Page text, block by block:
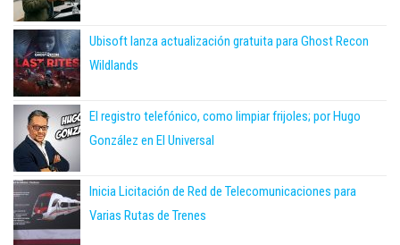
Ubisoft lanza actualización gratuita para Ghost Recon
Wildlands
El registro telefónico, como limpiar frijoles; por Hugo
González en El Universal
Inicia Licitación de Red de Telecomunicaciones para
Varias Rutas de Trenes